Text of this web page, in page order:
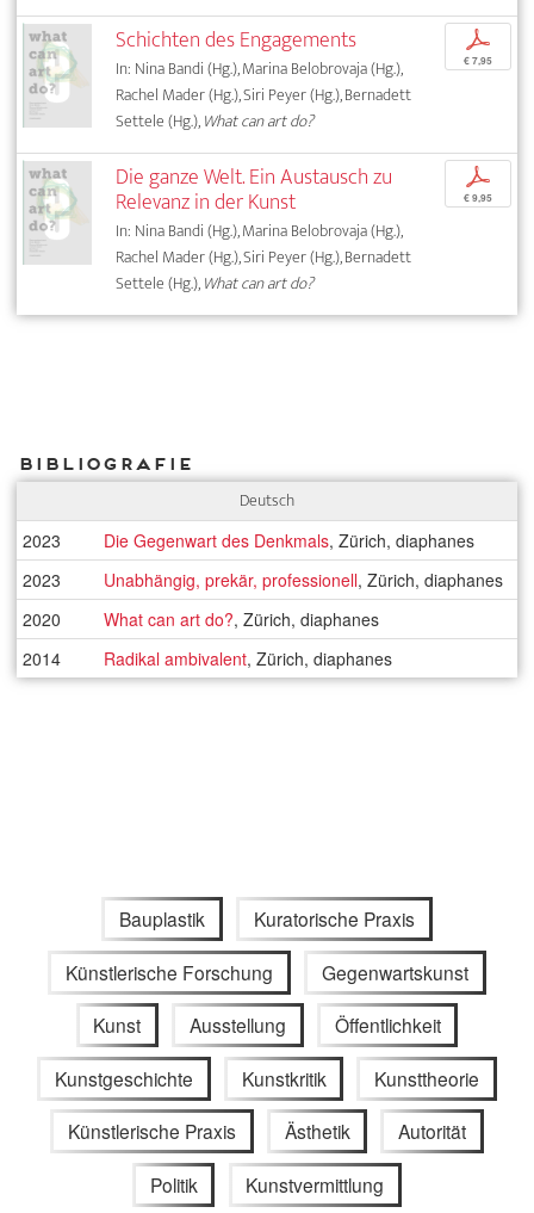
Schichten des Engagements
In: Nina Bandi (Hg.), Marina Belobrovaja (Hg.),
Rachel Mader (Hg.), Siri Peyer (Hg.), Bernadett
Settele (Hg.),What can art do?
p
€ 7,95
Die ganze Welt. Ein Austausch zu
Relevanz in der Kunst
In: Nina Bandi (Hg.), Marina Belobrovaja (Hg.),
Rachel Mader (Hg.), Siri Peyer (Hg.), Bernadett
Settele (Hg.),What can art do?
p
€ 9,95
Bibliografie
Deutsch
2023 Die Gegenwart des Denkmals, Zürich, diaphanes
2023
Unabhängig, prekär, professionell, Zürich, diaphanes
2020
What can art do?, Zürich, diaphanes
2014
Radikal ambivalent, Zürich, diaphanes
Bauplastik Kuratorische Praxis
Künstlerische Forschung Gegenwartskunst
Kunst Ausstellung Öffentlichkeit
Kunstgeschichte Kunstkritik Kunsttheorie
Künstlerische Praxis Ästhetik Autorität
Politik Kunstvermittlung